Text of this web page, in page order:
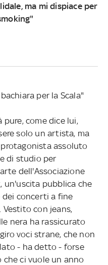
ma mi dispiace per
per la Scala"
pure, come dice lui,
solo un artista, ma
assoluto
di studio per
dell'Associazione
un'uscita pubblica che
dei concerti a fine
con jeans,
nera ha rassicurato
voci strane, che non
- ha detto - forse
ci vuole un anno